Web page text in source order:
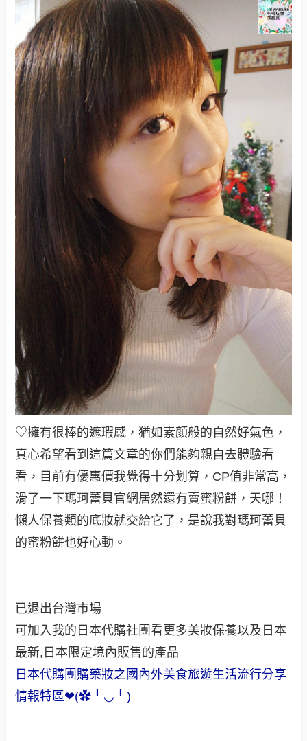
♡擁有很棒的遮瑕感，猶如素顏般的自然好氣色，
真心希望看到這篇文章的你們能夠親自去體驗看
看，目前有優惠價我覺得十分划算，CP值非常高，
滑了一下瑪珂蕾貝官網居然還有賣蜜粉餅，天哪！
懶人保養類的底妝就交給它了，是說我對瑪珂蕾貝
的蜜粉餅也好心動。
已退出台灣市場
可加入我的日本代購社團看更多美妝保養以及日本
最新,日本限定境內販售的產品
日本代購團購藥妝之國內外美食旅遊生活流行分享
情報特區❤(✿╹◡╹)